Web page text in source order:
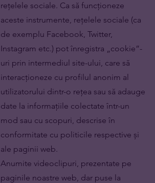
rețelele sociale. Ca să funcționeze
aceste instrumente, rețelele sociale (ca
de exemplu Facebook, Twitter,
Instagram etc.) pot înregistra „cookie”-
uri prin intermediul site-ului, care să
interacționeze cu profilul anonim al
utilizatorului dintr-o rețea sau să adauge
date la informațiile colectate într-un
mod sau cu scopuri, descrise în
conformitate cu politicile respective și
ale paginii web.
Anumite videoclipuri, prezentate pe
paginile noastre web, dar puse la